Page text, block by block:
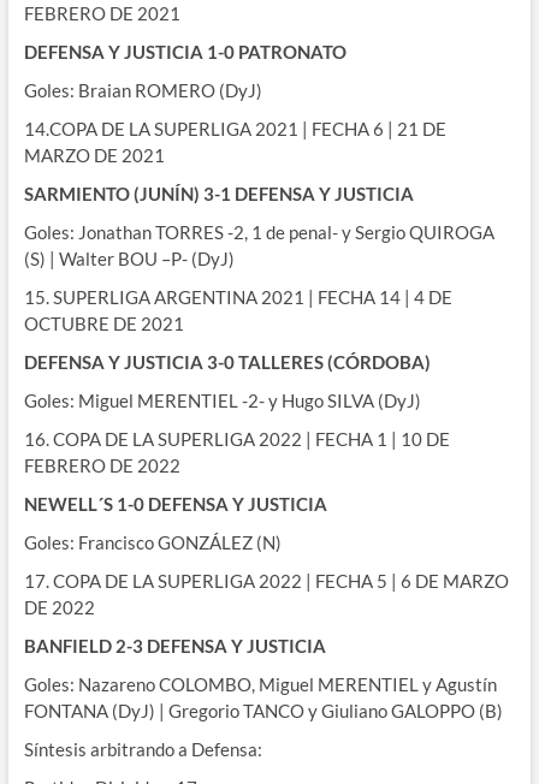
FEBRERO DE 2021
DEFENSA Y JUSTICIA 1-0 PATRONATO
Goles: Braian ROMERO (DyJ)
14.COPA DE LA SUPERLIGA 2021 | FECHA 6 | 21 DE
MARZO DE 2021
SARMIENTO (JUNÍN) 3-1 DEFENSA Y JUSTICIA
Goles: Jonathan TORRES -2, 1 de penal- y Sergio QUIROGA
(S) | Walter BOU –P- (DyJ)
15. SUPERLIGA ARGENTINA 2021 | FECHA 14 | 4 DE
OCTUBRE DE 2021
DEFENSA Y JUSTICIA 3-0 TALLERES (CÓRDOBA)
Goles: Miguel MERENTIEL -2- y Hugo SILVA (DyJ)
16. COPA DE LA SUPERLIGA 2022 | FECHA 1 | 10 DE
FEBRERO DE 2022
NEWELL´S 1-0 DEFENSA Y JUSTICIA
Goles: Francisco GONZÁLEZ (N)
17. COPA DE LA SUPERLIGA 2022 | FECHA 5 | 6 DE MARZO
DE 2022
BANFIELD 2-3 DEFENSA Y JUSTICIA
Goles: Nazareno COLOMBO, Miguel MERENTIEL y Agustín
FONTANA (DyJ) | Gregorio TANCO y Giuliano GALOPPO (B)
Síntesis arbitrando a Defensa: